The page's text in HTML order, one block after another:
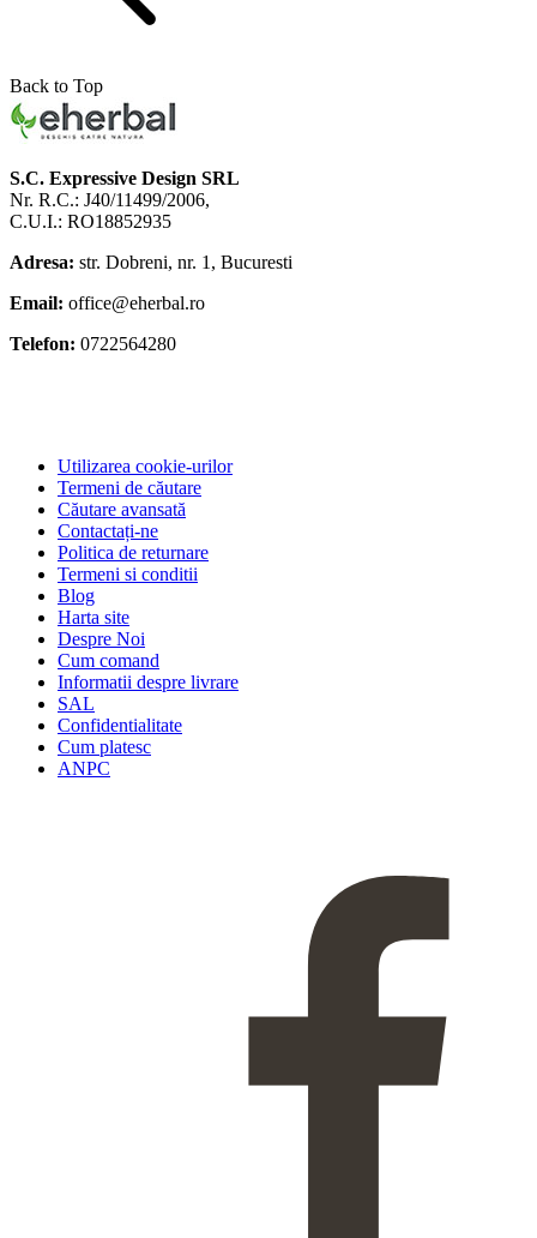
Back to Top
S.C. Expressive Design SRL
Nr. R.C.: J40/11499/2006,
C.U.I.: RO18852935
Adresa: str. Dobreni, nr. 1, Bucuresti
Email: office@eherbal.ro
Telefon: 0722564280
Utilizarea cookie-urilor
Termeni de căutare
Căutare avansată
Contactați-ne
Politica de returnare
Termeni si conditii
Blog
Harta site
Despre Noi
Cum comand
Informatii despre livrare
SAL
Confidentialitate
Cum platesc
ANPC